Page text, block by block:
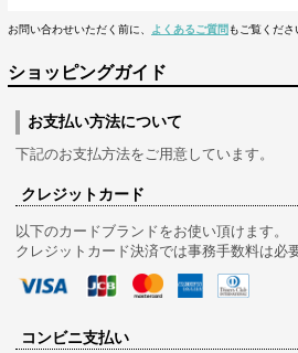
お問い合わせいただく前に、 よくあるご質問 もご覧くださ
ショッピングガイド
お支払い方法について
下記のお支払方法をご用意しています。
クレジットカード
以下のカードブランドをお使い頂けます。
クレジットカード決済では事務手数料は必
コンビニ支払い